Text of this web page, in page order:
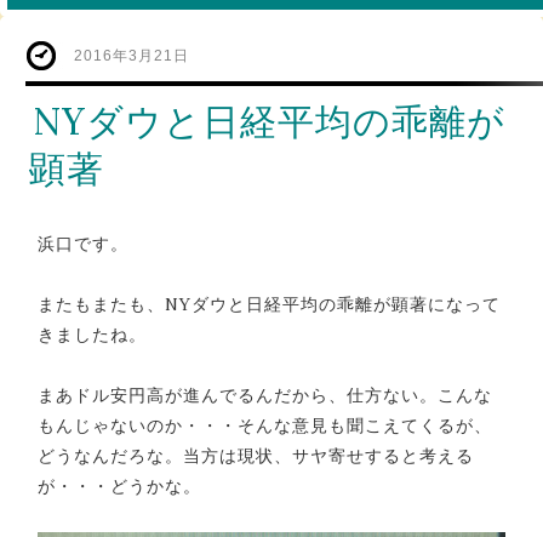
2016年3月21日
NYダウと日経平均の乖離が
顕著
浜口です。
またもまたも、NYダウと日経平均の乖離が顕著になって
きましたね。
まあドル安円高が進んでるんだから、仕方ない。こんな
もんじゃないのか・・・そんな意見も聞こえてくるが、
どうなんだろな。当方は現状、サヤ寄せすると考える
が・・・どうかな。